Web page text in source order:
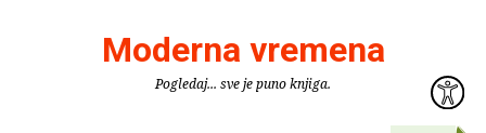
Moderna vremena
Pogledaj... sve je puno knjiga.